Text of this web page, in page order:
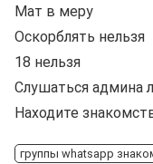
Мат в меру
Оскорблять нельзя
18 нельзя
Слушаться админа
Находите
группы whatsapp